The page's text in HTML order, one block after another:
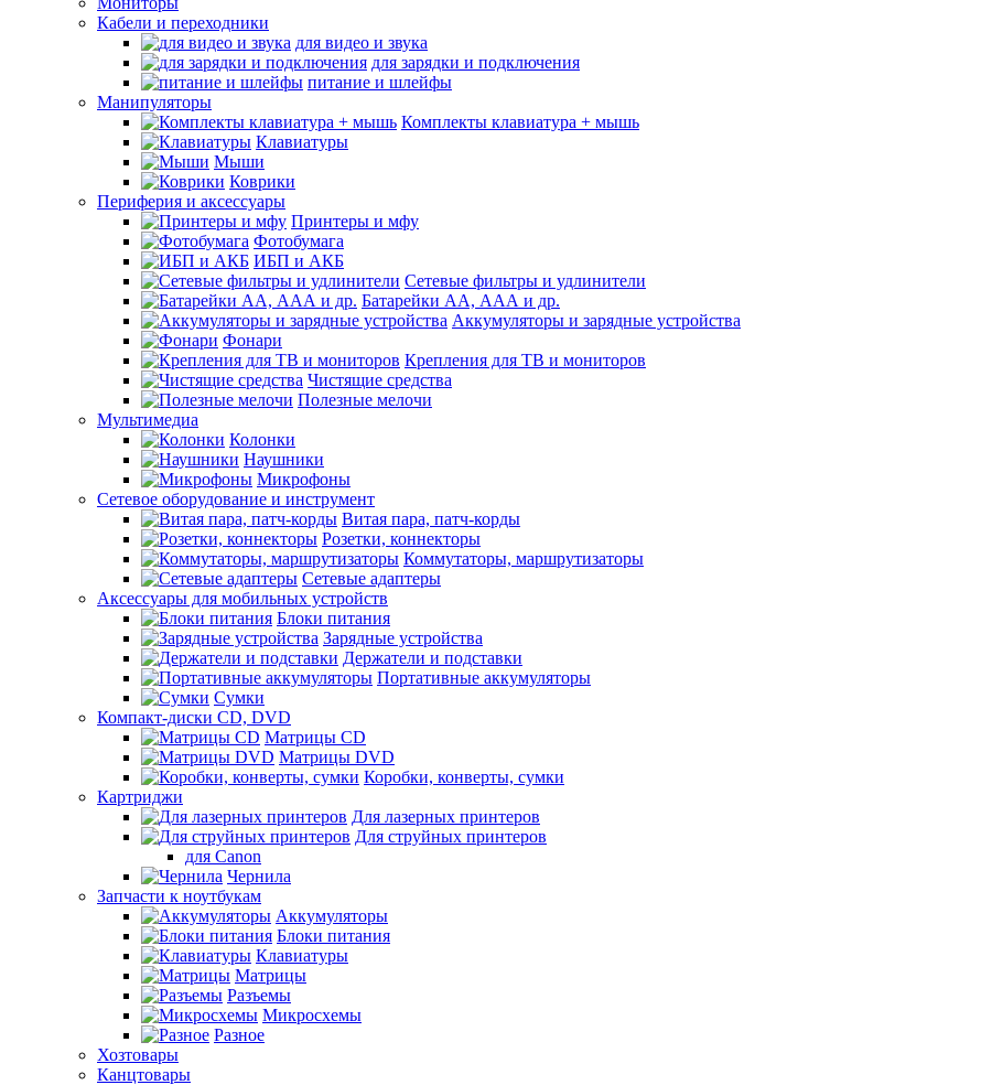
Кабели и переходники
для видео и звука
для зарядки и подключения
питание и шлейфы
Манипуляторы
Комплекты клавиатура + мышь
Клавиатуры
Мыши
Коврики
Периферия и аксессуары
Принтеры и мфу
Фотобумага
ИБП и АКБ
Сетевые фильтры и удлинители
Батарейки АА, ААА и др.
Аккумуляторы и зарядные устройства
Фонари
Крепления для ТВ и мониторов
Чистящие средства
Полезные мелочи
Мультимедиа
Колонки
Наушники
Микрофоны
Сетевое оборудование и инструмент
Витая пара, патч-корды
Розетки, коннекторы
Коммутаторы, маршрутизаторы
Сетевые адаптеры
Аксессуары для мобильных устройств
Блоки питания
Зарядные устройства
Держатели и подставки
Портативные аккумуляторы
Сумки
Компакт-диски CD, DVD
Матрицы CD
Матрицы DVD
Коробки, конверты, сумки
Картриджи
Для лазерных принтеров
Для струйных принтеров
для Canon
Чернила
Запчасти к ноутбукам
Аккумуляторы
Блоки питания
Клавиатуры
Матрицы
Разъемы
Микросхемы
Разное
Хозтовары
Канцтовары